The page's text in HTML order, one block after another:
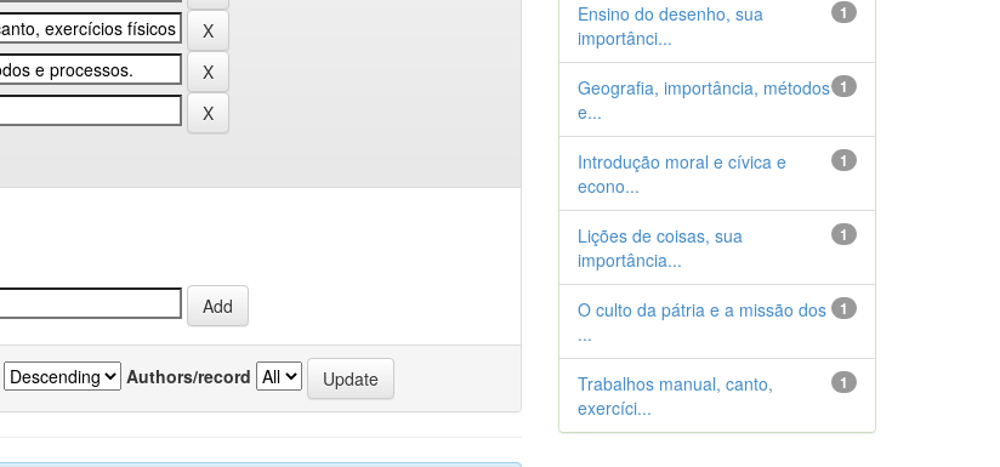
Authors/record
1
Ensino do desenho, sua
importânci...
1
Geografia, importância, métodos
e...
1
Introdução moral e cívica e
econo...
1
Lições de coisas, sua
importância...
1
O culto da pátria e a missão dos
...
1
Trabalhos manual, canto,
exercíci...